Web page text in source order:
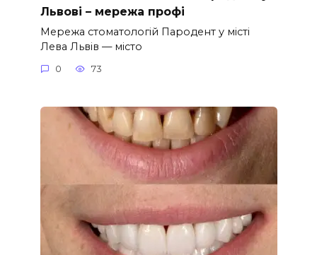
Львові – мережа профі
Мережа стоматологій Пародент у місті
Лева Львів — місто
0 73